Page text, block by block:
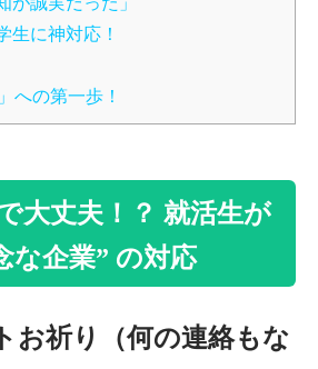
生に神対応！
への第一歩！
大丈夫！？ 就活生が
な企業” の対応
お祈り（何の連絡もな